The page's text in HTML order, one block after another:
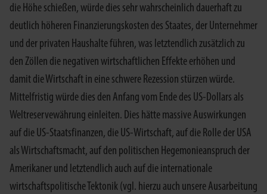
die Höhe schießen, würde dies sehr wahrscheinlich dauerhaft zu
deutlich höheren Finanzierungskosten des Staates, der Unternehmer
und der privaten Haushalte führen, was letztendlich zusätzlich zu
den Zöllen die negativen wirtschaftlichen Effekte erhöhen und
damit die Wirtschaft in eine schwere Rezession stürzen würde.
Mittelfristig würde dies den Anfang vom Ende des US-Dollars als
Weltreservewährung einleiten. Dies hätte massive Auswirkungen
auf die US-Staatsfinanzen, die US-Wirtschaft, auf die Rolle der USA
als Wirtschaftsmacht, auf den politischen Hegemonieanspruch der
Amerikaner und letztendlich auch auf die internationale
wirtschaftspolitische Tektonik (vgl. hierzu auch unsere Ausarbeitung